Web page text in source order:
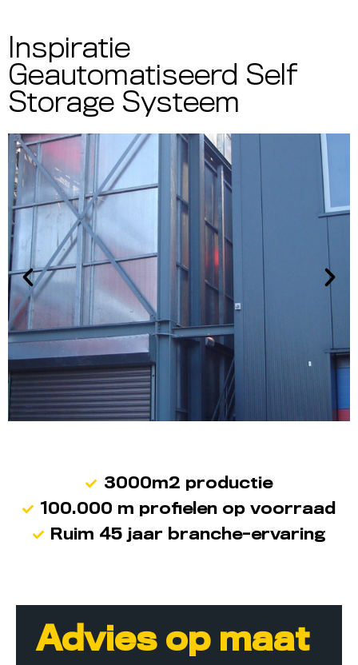
Inspiratie
Geautomatiseerd Self
Storage Systeem
3000m2 productie
100.000 m profielen op voorraad
Ruim 45 jaar branche-ervaring
Advies op maat